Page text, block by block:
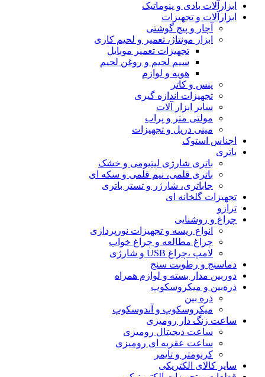
ابزارآلات بادی و پنوماتیک
ابزارآلات و تجهیزات
آچار و پیچ گوشتی
ابزار مونتاژ، تعمیر و لحیم کاری
تجهیزات تعمیر موبایل
سیم لحیم و روغن لحیم
هویه و لوازم
پنس و کاتر
تجهیزات اندازه گیری
سایر ابزار آلات
مولتی متر و پراب
مینی دریل و تجهیزات
اجناس استوک
باتری
باتری شارژی لیتیومی و خشک
باتری قلمی، نیم قلمی و سکه ای
جاباتری، شارژر و تستر باتری
تجهیزات گلخانه ای
ترازو
چراغ و روشنایی
انواع ریسه و تجهیزات نورپردازی
چراغ مطالعه و چراغ خواب
لامپ ،چراغ USB و شارژی
دماسنج و رطوبت سنج
دوربین مدار بسته و لوازم همراه
ذره‌بین و میکروسکوپ
ذره بین
میکروسکوپ و آندوسکوپ
ساعت زنگ دار رومیزی
ساعت دیجیتال رومیزی
ساعت عقربه ای رومیزی
کرنومتر و تایمر
سایر کالای الکتریکی